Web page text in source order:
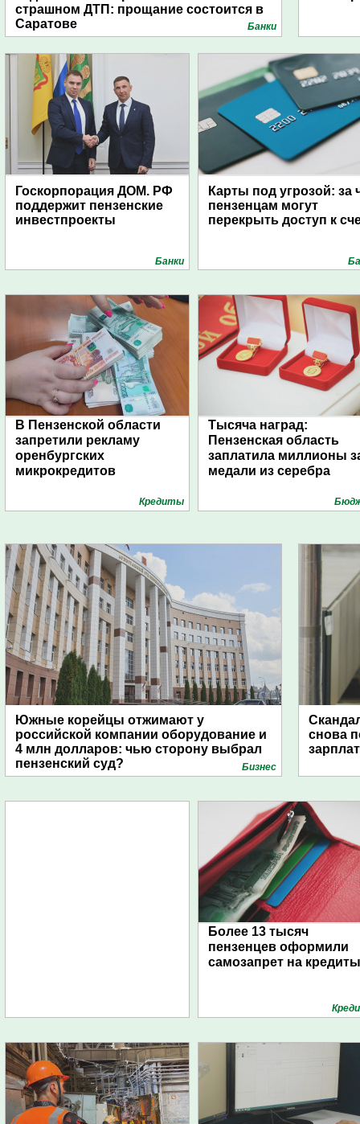
страшном ДТП: прощание состоится в
Саратове
Банки
Госкорпорация ДОМ. РФ
поддержит пензенские
инвестпроекты
Банки
Карты под угрозой: за
пензенцам могут
перекрыть доступ к
В Пензенской области
запретили рекламу
оренбургских
микрокредитов
Кредиты
Тысяча наград:
Пензенская область
заплатила миллионы
медали из серебра
Южные корейцы отжимают у
российской компании оборудование и
4 млн долларов: чью сторону выбрал
пензенский суд?
Бизнес
снова
Более 13 тысяч
пензенцев оформили
самозапрет на кредиты